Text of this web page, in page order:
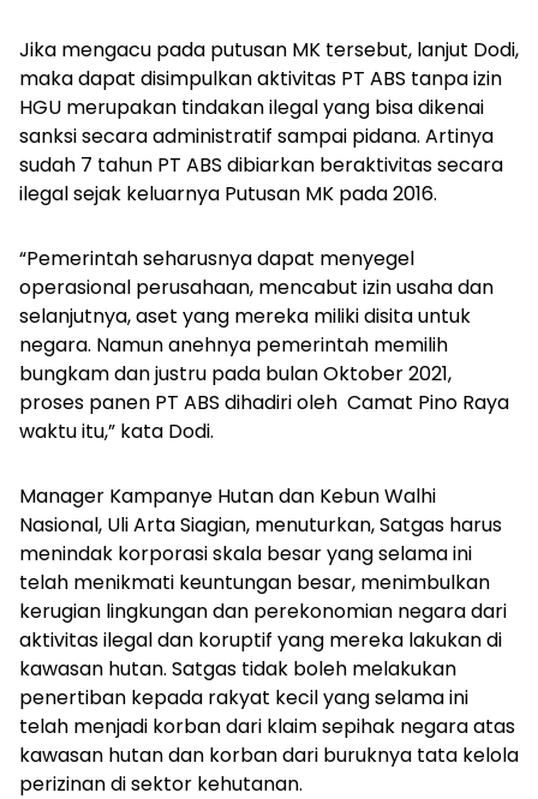
Jika mengacu pada putusan MK tersebut, lanjut Dodi,
maka dapat disimpulkan aktivitas PT ABS tanpa izin
HGU merupakan tindakan ilegal yang bisa dikenai
sanksi secara administratif sampai pidana. Artinya
sudah 7 tahun PT ABS dibiarkan beraktivitas secara
ilegal sejak keluarnya Putusan MK pada 2016.
“Pemerintah seharusnya dapat menyegel
operasional perusahaan, mencabut izin usaha dan
selanjutnya, aset yang mereka miliki disita untuk
negara. Namun anehnya pemerintah memilih
bungkam dan justru pada bulan Oktober 2021,
proses panen PT ABS dihadiri oleh Camat Pino Raya
waktu itu,” kata Dodi.
Manager Kampanye Hutan dan Kebun Walhi
Nasional, Uli Arta Siagian, menuturkan, Satgas harus
menindak korporasi skala besar yang selama ini
telah menikmati keuntungan besar, menimbulkan
kerugian lingkungan dan perekonomian negara dari
aktivitas ilegal dan koruptif yang mereka lakukan di
kawasan hutan. Satgas tidak boleh melakukan
penertiban kepada rakyat kecil yang selama ini
telah menjadi korban dari klaim sepihak negara atas
kawasan hutan dan korban dari buruknya tata kelola
perizinan di sektor kehutanan.